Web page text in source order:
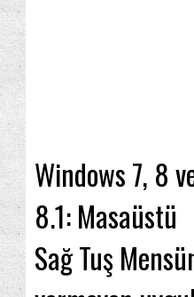
Windows 7, 8
8.1: Masaüstü
Sağ Tuş